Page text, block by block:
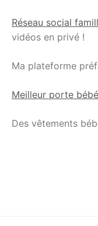
Réseau social
vidéos en privé !
Ma plateforme
Meilleur porte
Des vêtements